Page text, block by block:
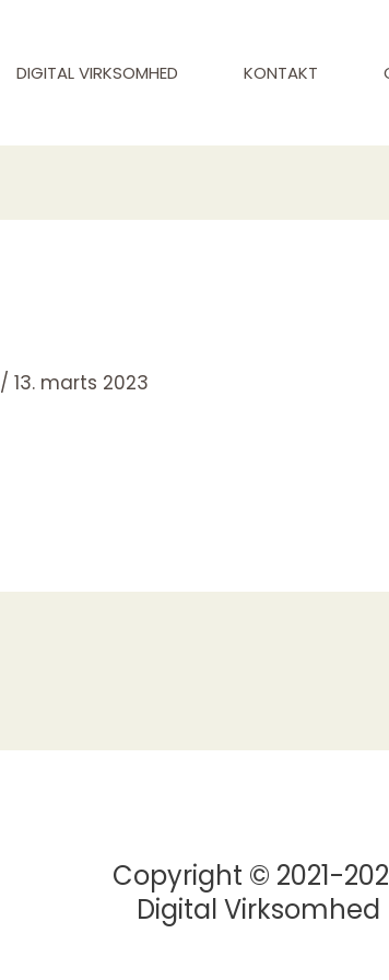
DIGITAL VIRKSOMHED KONTAKT
/13. marts 2023
Copyright © 2021-
Digital Virksomhed